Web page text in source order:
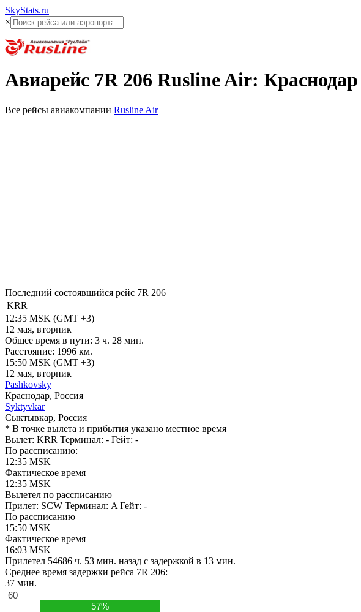
SkyStats.ru
×
Авиарейс 7R 206 Rusline Air:
Все рейсы авиакомпании Rusline Air
Последний состоявшийся рейс 7R 206
KRR
12:35 MSK (GMT +3)
12 мая, вторник
Общее время в пути: 3 ч. 28 мин.
Расстояние: 1996 км.
15:50 MSK (GMT +3)
12 мая, вторник
Pashkovsky
Краснодар, Россия
Syktyvkar
Сыктывкар, Россия
* В точке вылета и прибытия указано местное время
Вылет: KRR Терминал: - Гейт: -
По рассписанию:
12:35 MSK
Фактическое время
12:35 MSK
Вылетел по рассписанию
Прилет: SCW Терминал: A Гейт: -
По рассписанию
15:50 MSK
Фактическое время
16:03 MSK
Прилетел 54686 ч. 53 мин. назад c задержкой в 13 мин.
+
Среднее время задержки рейса 7R 206:
37 мин.
60
57%